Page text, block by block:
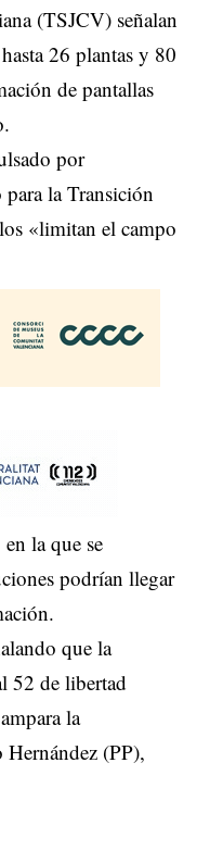
(TSJCV) señalan
26 plantas y 80
de pantallas
por
la Transición
«limitan el campo
la que se
podrían llegar
que la
52 de libertad
la
Hernández (PP),